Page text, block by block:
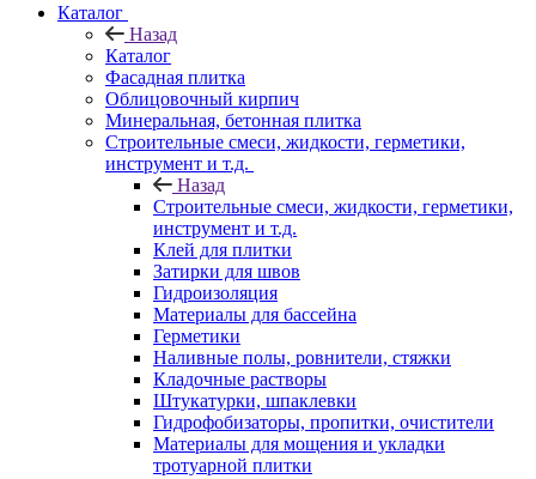
Каталог
Назад
Каталог
Фасадная плитка
Облицовочный кирпич
Минеральная, бетонная плитка
Строительные смеси, жидкости, герметики,
инструмент и т.д.
Назад
Строительные смеси, жидкости, герметики,
инструмент и т.д.
Клей для плитки
Затирки для швов
Гидроизоляция
Материалы для бассейна
Герметики
Наливные полы, ровнители, стяжки
Кладочные растворы
Штукатурки, шпаклевки
Гидрофобизаторы, пропитки, очистители
Материалы для мощения и укладки
тротуарной плитки